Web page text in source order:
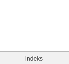
indeks